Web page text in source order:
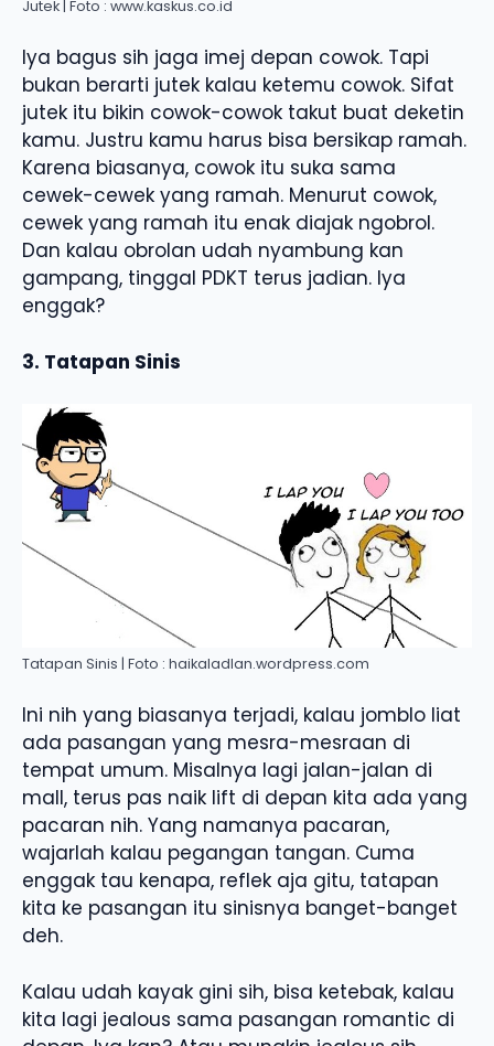
Jutek | Foto : www.kaskus.co.id
Iya bagus sih jaga imej depan cowok. Tapi
bukan berarti jutek kalau ketemu cowok. Sifat
jutek itu bikin cowok-cowok takut buat deketin
kamu. Justru kamu harus bisa bersikap ramah.
Karena biasanya, cowok itu suka sama
cewek-cewek yang ramah. Menurut cowok,
cewek yang ramah itu enak diajak ngobrol.
Dan kalau obrolan udah nyambung kan
gampang, tinggal PDKT terus jadian. Iya
enggak?
3. Tatapan Sinis
Tatapan Sinis | Foto : haikaladlan.wordpress.com
Ini nih yang biasanya terjadi, kalau jomblo liat
ada pasangan yang mesra-mesraan di
tempat umum. Misalnya lagi jalan-jalan di
mall, terus pas naik lift di depan kita ada yang
pacaran nih. Yang namanya pacaran,
wajarlah kalau pegangan tangan. Cuma
enggak tau kenapa, reflek aja gitu, tatapan
kita ke pasangan itu sinisnya banget-banget
deh.
Kalau udah kayak gini sih, bisa ketebak, kalau
kita lagi jealous sama pasangan romantic di